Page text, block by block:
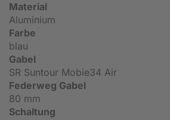
Material
Aluminium
Farbe
blau
Gabel
SR Suntour Mobie34 Air
Federweg Gabel
80 mm
Schaltung